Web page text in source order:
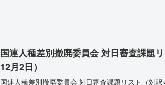
国連人種差別撤廃委員会 対日審査課題
12月2日）
国連人種差別撤廃委員会 対日審査課題リスト（対